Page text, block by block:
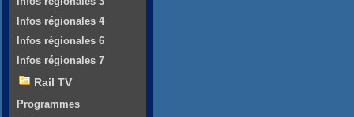
Infos régionales 4
Infos régionales 6
Infos régionales 7
Rail TV
Programmes